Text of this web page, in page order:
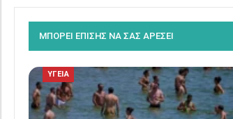
ΜΠΟΡΕΙ ΕΠΙΣΗΣ ΝΑ ΣΑΣ ΑΡΕΣΕΙ
ΥΓΕΙΑ